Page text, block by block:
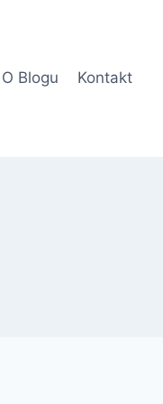
O Blogu Kontakt